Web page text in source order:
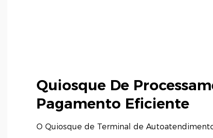
Quiosque De
Pagamento Eficiente
O Quiosque de Terminal de